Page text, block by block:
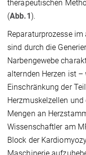
therapeutischen
(Abb.1).
Reparaturprozesse
sind durch die
Narbengewebe
alternden Herzen ist
Einschränkung der
Herzmuskelzellen
Mengen an
Wissenschaftler am
Block der
Maschinerie